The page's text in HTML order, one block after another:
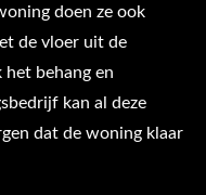
doen ze ook
de vloer uit de
behang en
kan al deze
dat de woning klaar